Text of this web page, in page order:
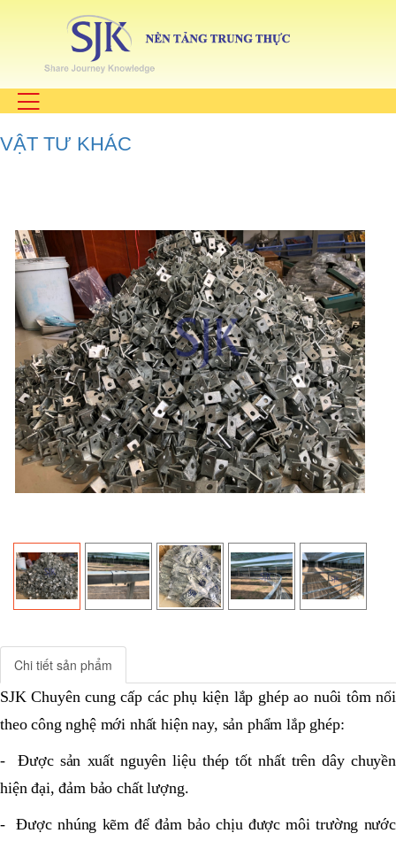
VẬT TƯ KHÁC
Chi tiết sản phẩm
SJK Chuyên cung cấp các phụ kiện lắp ghép ao nuôi tôm nổi
theo công nghệ mới nhất hiện nay, sản phẩm lắp ghép:
- Được sản xuất nguyên liệu thép tốt nhất trên dây chuyền
hiện đại, đảm bảo chất lượng.
- Được nhúng kẽm để đảm bảo chịu được môi trường nước